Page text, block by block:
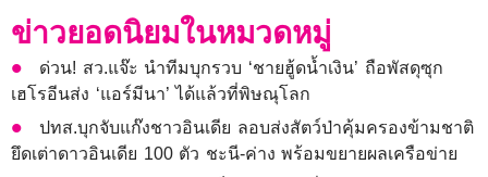
ข่าวยอดนิยมในหมวดหมู่
ด่วน! สว.แจ๊ะ นำทีมบุกรวบ ‘ชายฮู้ดน้ำเงิน’ ถือพัสดุซุก
เฮโรอีนส่ง ‘แอร์มีนา’ ได้แล้วที่พิษณุโลก
ปทส.บุกจับแก๊งชาวอินเดีย ลอบส่งสัตว์ป่าคุ้มครองข้ามชาติ
ยึดเต่าดาวอินเดีย 100 ตัว ชะนี-ค่าง พร้อมขยายผลเครือข่าย